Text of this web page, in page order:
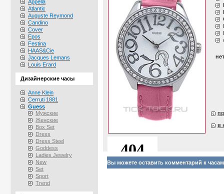
Appella
Atlantic
Auguste Reymond
Candino
Cover
Epos
Festina
HAAS&Cie
Jacques Lemans
Louis Erard
Дизайнерские часы
Anne Klein
Cerruti 1881
Guess
Мужские
Женские
Box Set
Dress
Dress Steel
Goddess
Ladies Jewelry
New
Set
Sport
Trend
в
Вы можете оставить комментарий к часам